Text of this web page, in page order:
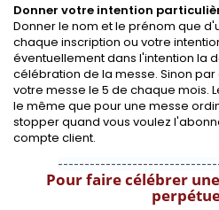
Donner votre intention
Donner le nom et le prénom que
chaque inscription ou votre
éventuellement dans l'intention la
célébration de la messe. Sinon
votre messe le 5 de chaque mois.
le même que pour une messe
stopper quand vous voulez
compte client.
Pour faire célébrer